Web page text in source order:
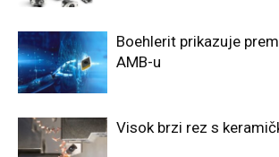
Boehlerit prikazuje
AMB-u
Visok brzi rez s